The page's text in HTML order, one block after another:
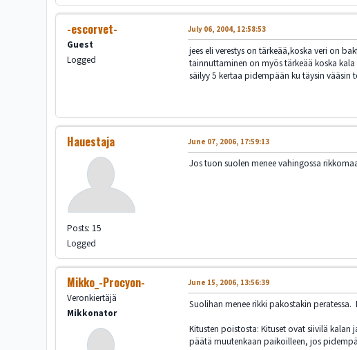
-escorvet-
Guest
Logged
July 06, 2004, 12:58:53
jees eli verestys on tärkeää,koska veri on
tainnuttaminen on myös tärkeää koska
säilyy 5 kertaa pidempään ku täysin vääsin
Hauestaja
Posts: 15
Logged
June 07, 2006, 17:59:13
Jos tuon suolen menee vahingossa
Mikko_-Procyon-
Veronkiertäjä
Mikkonator
June 15, 2006, 13:56:39
Suolihan menee rikki pakostakin
Kitusten poistosta: Kituset ovat siivilä
päätä muutenkaan paikoilleen, jos